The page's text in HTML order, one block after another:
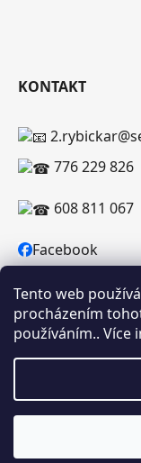
Tento web
procházením
používáním.. Více
KONTAKT
776 229 826
608 811 067
Facebook
Upozorňujeme, že
může se lišit podle